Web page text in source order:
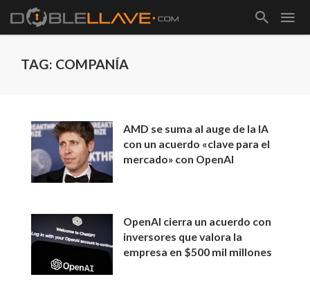
TAG: COMPANÍA
AMD se suma al auge de la IA
con un acuerdo «clave para el
mercado» con OpenAI
OpenAI cierra un acuerdo con
inversores que valora la
empresa en $500 mil millones